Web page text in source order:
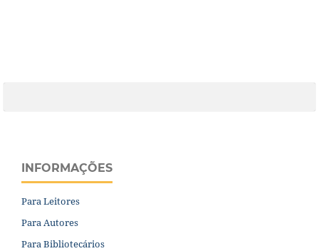
INFORMAÇÕES
Para Leitores
Para Autores
Para Bibliotecários